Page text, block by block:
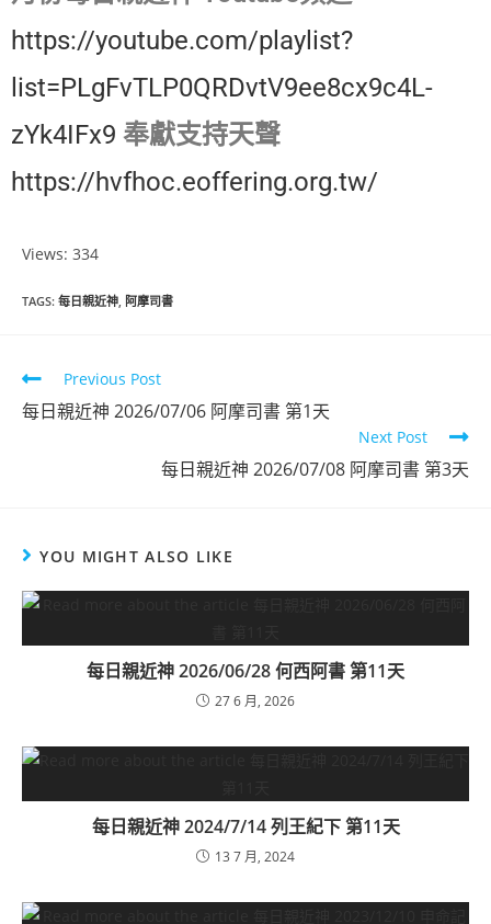
https://youtube.com/playlist?
list=PLgFvTLP0QRDvtV9ee8cx9c4L-
zYk4IFx9 奉獻支持天聲
https://hvfhoc.eoffering.org.tw/
Views: 334
TAGS: 每日親近神, 阿摩司書
Previous Post
每日親近神 2026/07/06 阿摩司書 第1天
Next Post
每日親近神 2026/07/08 阿摩司書 第3天
YOU MIGHT ALSO LIKE
每日親近神 2026/06/28 何西阿書 第11天
27 6 月, 2026
每日親近神 2024/7/14 列王紀下 第11天
13 7 月, 2024